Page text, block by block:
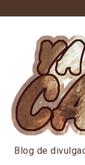
to
Blog de